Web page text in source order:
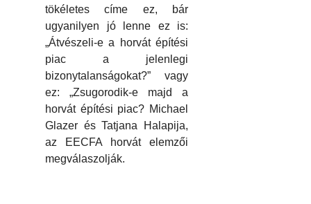
tökéletes címe ez, bár
ugyanilyen jó lenne ez is:
„Átvészeli-e a horvát építési
piac a jelenlegi
bizonytalanságokat?” vagy
ez: „Zsugorodik-e majd a
horvát építési piac? Michael
Glazer és Tatjana Halapija,
az EECFA horvát elemzői
megválaszolják.